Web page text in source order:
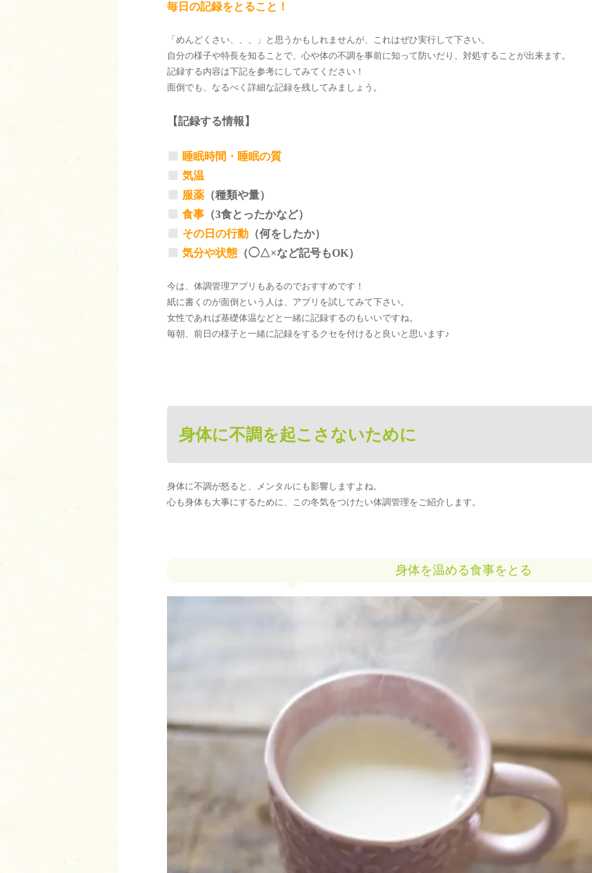
毎日の記録をとること！
「めんどくさい、、、」と思うかもしれませんが、これはぜひ実行して下さい。
自分の様子や特長を知ることで、心や体の不調を事前に知って防いだり、対処することが出来ます。
記録する内容は下記を参考にしてみてください！
面倒でも、なるべく詳細な記録を残してみましょう。
【記録する情報】
睡眠時間・睡眠の質
気温
服薬 （種類や量）
食事 （3食とったかなど）
その日の行動 （何をしたか）
気分や状態 （◯△×など記号もOK）
今は、体調管理アプリもあるのでおすすめです！
紙に書くのが面倒という人は、アプリを試してみて下さい。
女性であれば基礎体温などと一緒に記録するのもいいですね。
毎朝、前日の様子と一緒に記録をするクセを付けると良いと思います♪
身体に不調を起こさないために
身体に不調が怒ると、メンタルにも影響しますよね。
心も身体も大事にするために、この冬気をつけたい体調管理をご紹介します。
身体を温める食事をとる